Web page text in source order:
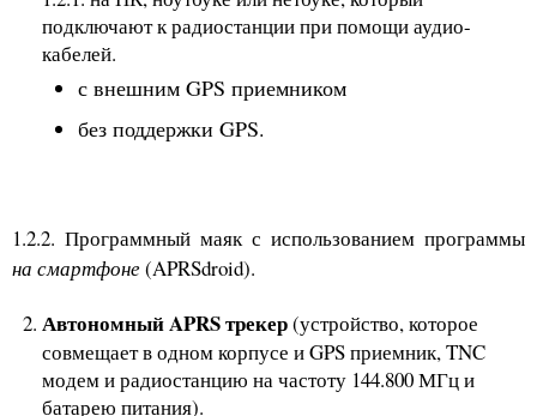
подключают к радиостанции при помощи аудио-
кабелей.
с внешним GPS приемником
без поддержки GPS.
1.2.2. Программный маяк с использованием программы
на смартфоне(APRSdroid).
Автономный APRS трекер(устройство, которое
совмещает в одном корпусе и GPS приемник, TNC
модем и радиостанцию на частоту 144.800 МГц и
батарею питания).